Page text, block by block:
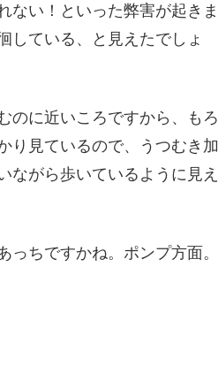
ない！といった弊害が起きま
している、と見えたでしょ
のに近いころですから、もろ
り見ているので、うつむき加
ながら歩いているように見え
ちですかね。ポンプ方面。